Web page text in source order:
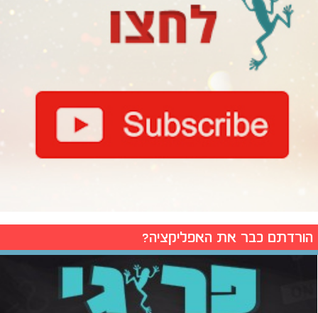
הורדתם כבר את האפליקציה?